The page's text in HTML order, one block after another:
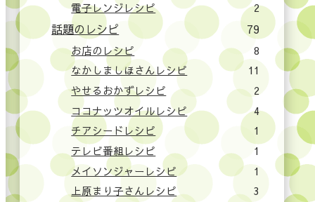
電子レンジレシピ
2
話題のレシピ 79
お店のレシピ
8
なかしましほさんレシピ
11
やせるおかずレシピ
2
ココナッツオイルレシピ
4
チアシードレシピ
1
テレビ番組レシピ
1
メイソンジャーレシピ
1
上原まり子さんレシピ
3